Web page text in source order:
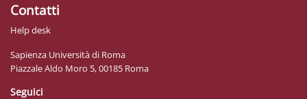
Contatti
Help desk
Sapienza Università di Roma
Piazzale Aldo Moro 5, 00185 Roma
Seguici